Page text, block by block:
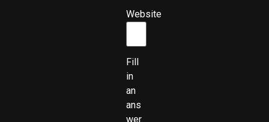
Website
Fill
in
an
ans
wer